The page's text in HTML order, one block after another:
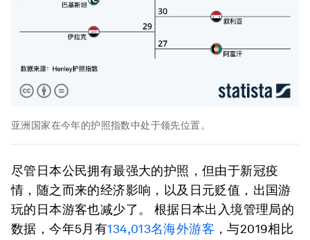
亚洲国家在今年的护照指数中处于领先位置。
尽管日本公民拥有最强大的护照，但由于新冠疫
情，随之而来的经济影响，以及日元贬值，出国游
玩的日本游客也减少了。 根据日本出入境管理局的
数据，今年5月有134,013名海外游客 ，与2019相比